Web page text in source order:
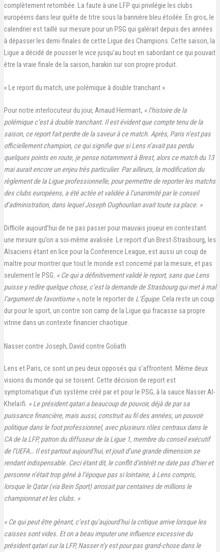
complètement retombée. La faute à une LFP qui privilégie les clubs
européens dans leur quête de titre sous la bannière bleu étoilée. En gros, le
calendrier est taillé sur mesure pour un PSG qui galérait depuis des années
à dépasser les demi-finales de cette Ligue des Champions. Cette saison, la
Ligue a décidé de pousser le vice jusqu’au bout en sabordant ce qui pouvait
être la vraie finale de la saison, harakiri sur son propre produit.
« Le report du match, une polémique à double tranchant »
Pour notre interlocuteur du jour, Arnaud Hermant, « l’histoire de la
polémique c’est à double tranchant. Il est évident que compte tenu de la
saison, ce report fait perdre de la saveur à ce match. Après, Paris n’est pas
officiellement champion, ce qui signifie que si Lens n’avait pas perdu
quelques points en route, je pense notamment à Brest, alors ce match du 13
mai aurait encore un enjeu très particulier. Par ailleurs, la modification du
règlement de la Ligue professionnelle, pour permettre de reporter les matchs
des clubs européens, a été actée et validée à l’unanimité par le conseil
d’administration, dans lequel Joseph Oughourlian avait toute sa place. »
Difficile aujourd’hui de ne pas passer pour mauvais joueur en contestant
une mesure qu’on a soi-même avalisée. Le report d’un Brest-Strasbourg, les
Alsaciens étant en lice pour la Conference League, est aussi un coup de
maître pour montrer que tout le monde est concerné par la mesure, et pas
seulement le PSG. « Ce qui a définitivement validé le report, sans que Lens
puisse y redire quelque chose, c’est la demande de Strasbourg qui met à mal
l’argument de favoritisme », note le reporter de L’Équipe. Cela reste un coup
dur pour le sport, un contre son camp de la Ligue qui fracasse sa propre
vitrine dans un contexte financier chaotique.
Nasser contre Joseph, David contre Goliath
Lens et Paris, ce sont un peu deux opposés qui s’affrontent. Même deux
visions du monde qui se toisent. Cette décision de report est
symptomatique d’un système créé par et pour le PSG, à la sauce Nasser Al-
Khelaïfi. « Le président qatari a beaucoup de pouvoir, déjà de par sa
puissance financière, mais aussi, construit au fil des années, un pouvoir
politique dans le foot professionnel, avec plusieurs rôles centraux dans le
CA de la LFP, patron du diffuseur de la Ligue 1, membre du conseil exécutif
de l’UEFA… Il est partout aujourd’hui, et jouit d’une grande dimension se
rendant indispensable. Ceci étant dit, le conflit d’intérêt ne date pas d’hier et
personne n’était trop gêné à l’époque pas si lointaine, à Lens compris,
lorsque le Qatar (via Bein Sport) arrosait par centaines de millions le
championnat et les clubs. »
« Ce qui peut être gênant, c’est qu’aujourd’hui la critique arrive lorsque les
caisses sont vides. Et on a beau imputer une influence excessive du
président qatari sur la LFP, Nasser n’y est pour pas grand-chose dans le